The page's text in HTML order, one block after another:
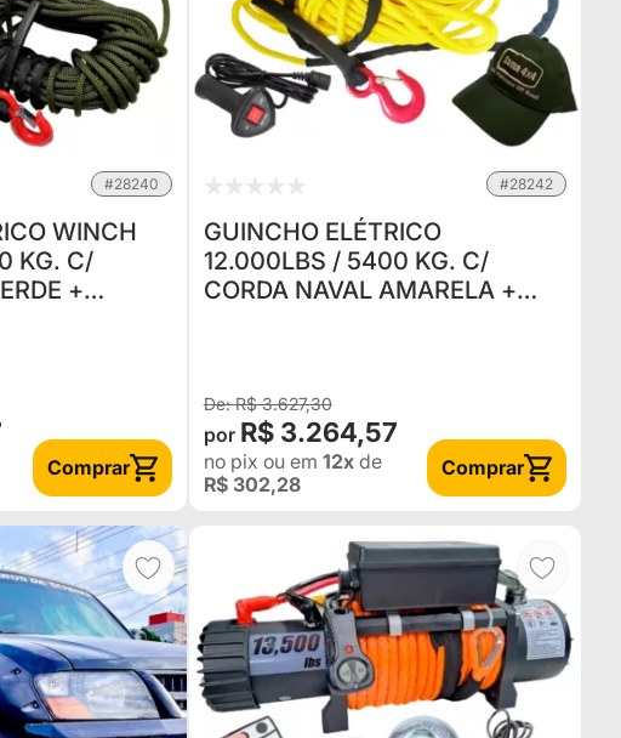
#28240
WINCH
KG. C/
+
Comprar
#28242
GUINCHO ELÉTRICO
12.000LBS / 5400 KG. C/
CORDA NAVAL AMARELA +
R$ 3.627,30
R$ 3.264,57
no pix ou em 12xde
R$ 302,28
Comprar